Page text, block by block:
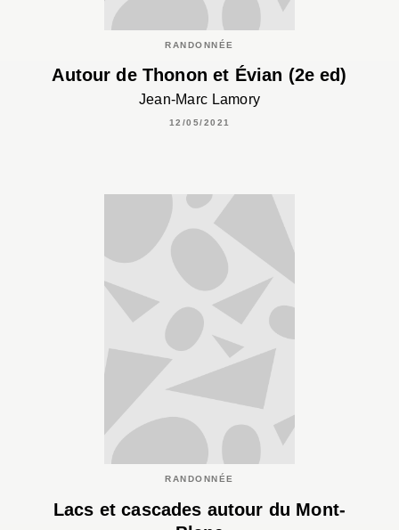
RANDONNÉE
Autour de Thonon et Évian (2e ed)
Jean-Marc Lamory
12/05/2021
RANDONNÉE
Lacs et cascades autour du Mont-